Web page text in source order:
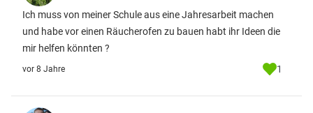
Ich muss von meiner Schule aus eine Jahresarbeit machen
und habe vor einen Räucherofen zu bauen habt ihr Ideen die
mir helfen könnten ?
vor 8 Jahre 1